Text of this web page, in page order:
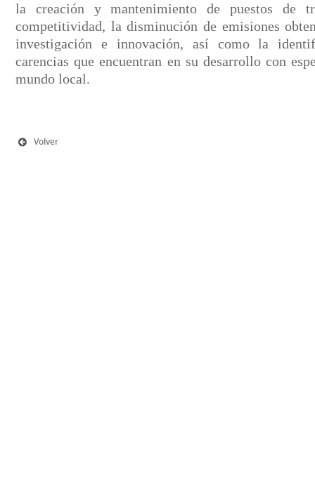
la creación y mantenimiento de puestos de
competitividad, la disminución de emisiones
investigación e innovación, así como la
carencias que encuentran en su desarrollo con
mundo local.
Volver